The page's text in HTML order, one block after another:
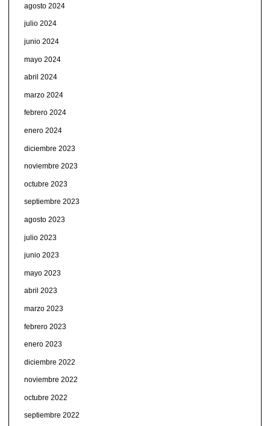
agosto 2024
julio 2024
junio 2024
mayo 2024
abril 2024
marzo 2024
febrero 2024
enero 2024
diciembre 2023
noviembre 2023
octubre 2023
septiembre 2023
agosto 2023
julio 2023
junio 2023
mayo 2023
abril 2023
marzo 2023
febrero 2023
enero 2023
diciembre 2022
noviembre 2022
octubre 2022
septiembre 2022